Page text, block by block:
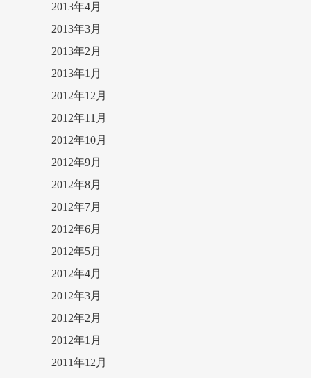
2013年4月
2013年3月
2013年2月
2013年1月
2012年12月
2012年11月
2012年10月
2012年9月
2012年8月
2012年7月
2012年6月
2012年5月
2012年4月
2012年3月
2012年2月
2012年1月
2011年12月